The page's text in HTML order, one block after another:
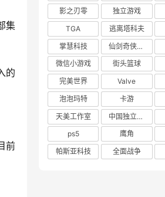
集
的
前
影之刃零
独立游戏
TGA
逃离塔科夫
掌慧科技
仙剑奇侠传四
微信小游戏
街头篮球
完美世界
Valve
泡泡玛特
卡游
天美工作室
中国独立游戏联盟
ps5
鹰角
帕斯亚科技
全面战争